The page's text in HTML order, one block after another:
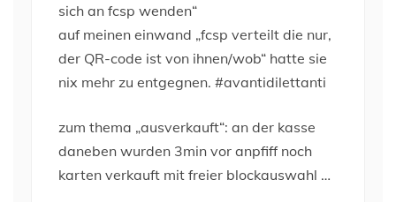
sich an fcsp wenden“
auf meinen einwand „fcsp verteilt die nur,
der QR-code ist von ihnen/wob“ hatte sie
nix mehr zu entgegnen. #avantidilettanti
zum thema „ausverkauft“: an der kasse
daneben wurden 3min vor anpfiff noch
karten verkauft mit freier blockauswahl …